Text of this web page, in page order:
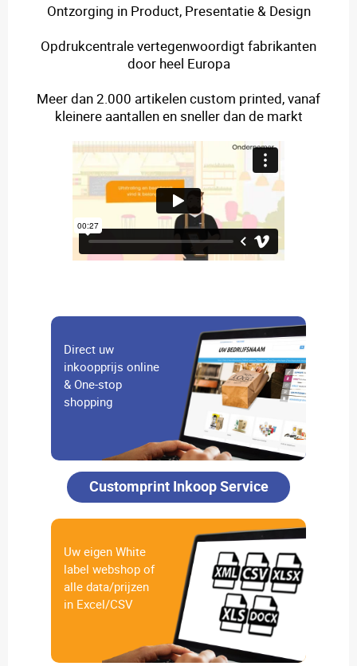
Ontzorging in Product, Presentatie & Design
Opdrukcentrale vertegenwoordigt fabrikanten
door heel Europa
Meer dan 2.000 artikelen custom printed, vanaf
kleinere aantallen en sneller dan de markt
Direct uw
inkoopprijs online
& One-stop
shopping
Customprint Inkoop Service
Uw eigen White
label webshop of
alle data/prijzen
in Excel/CSV